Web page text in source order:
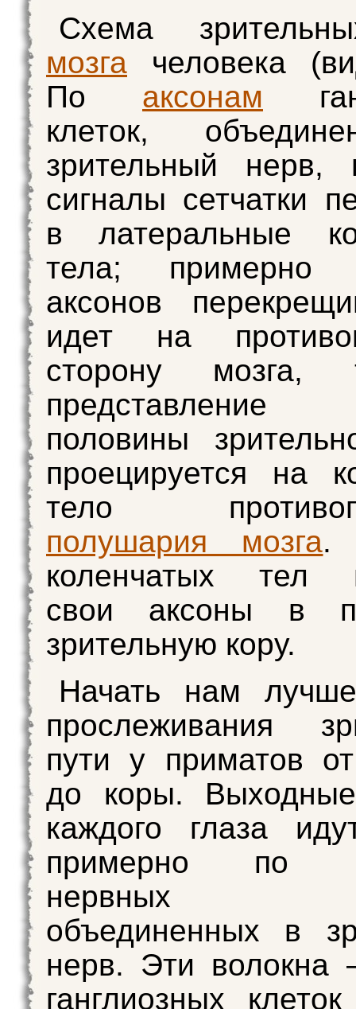
Схема
мозга человека
По аксонам
клеток,
зрительный нерв,
сигналы сетчатки
в латеральные
тела; примерно
аксонов
идет на
сторону мозга,
половины
проецируется на
тело
полушария мозга
коленчатых тел
свои аксоны в
зрительную кору.
Начать нам
прослеживания
пути у приматов от
до коры.
каждого глаза
примерно по
нервных
объединенных в
нерв. Эти волокна
ганглиозных клеток